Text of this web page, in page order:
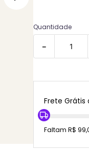
Quantidade
－
Frete Grátis
Faltam R$